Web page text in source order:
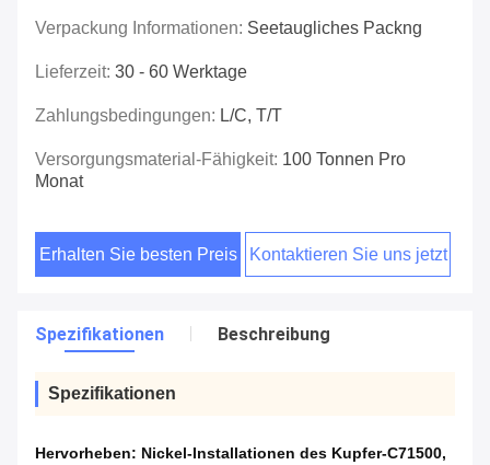
Verpackung Informationen: Seetaugliches Packng
Lieferzeit: 30 - 60 Werktage
Zahlungsbedingungen: L/C, T/T
Versorgungsmaterial-Fähigkeit: 100 Tonnen Pro
Monat
Erhalten Sie besten Preis Kontaktieren Sie uns jetzt
Spezifikationen Beschreibung
Spezifikationen
Hervorheben: Nickel-Installationen des Kupfer-C71500,